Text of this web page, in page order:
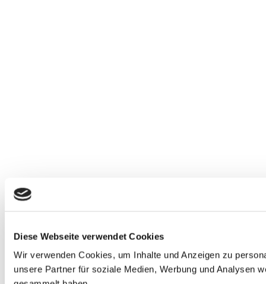
Diese Webseite verwendet Cookies
Wir verwenden Cookies, um Inhalte und Anzeigen zu
unsere Partner für soziale Medien, Werbung und Analysen